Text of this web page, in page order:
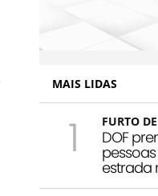
MAIS LIDAS
1 FURTO
DOF
estrada